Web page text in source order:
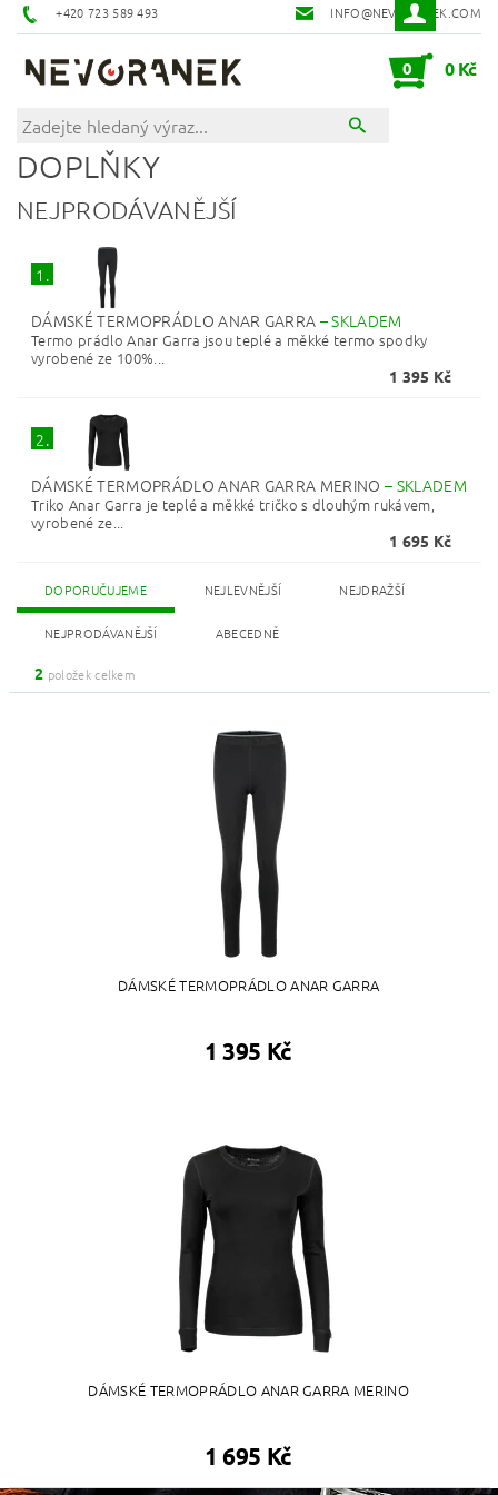
+420 723 589 493 INFO@NEVORANEK.COM
0 0 Kč
DOPLŇKY
NEJPRODÁVANĚJŠÍ
1.
DÁMSKÉ TERMOPRÁDLO ANAR GARRA –SKLADEM
Termo prádlo Anar Garra jsou teplé a měkké termo spodky
vyrobené ze 100%...
1 395 Kč
2.
DÁMSKÉ TERMOPRÁDLO ANAR GARRA MERINO – SKLADEM
Triko Anar Garra je teplé a měkké tričko s dlouhým rukávem,
vyrobené ze...
1 695 Kč
DOPORUČUJEME NEJLEVNĚJŠÍ NEJDRAŽŠÍ
NEJPRODÁVANĚJŠÍ ABECEDNĚ
2 položek celkem
DÁMSKÉ TERMOPRÁDLO ANAR GARRA
1 395 Kč
DÁMSKÉ TERMOPRÁDLO ANAR GARRA MERINO
1 695 Kč